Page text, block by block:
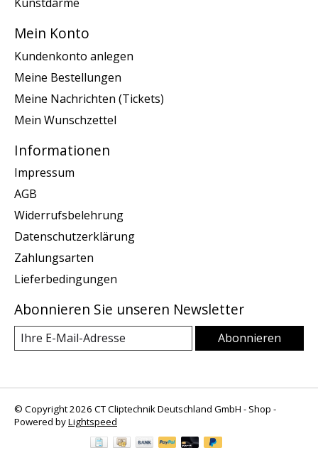
Mein Konto
Kundenkonto anlegen
Meine Bestellungen
Meine Nachrichten (Tickets)
Mein Wunschzettel
Informationen
Impressum
AGB
Widerrufsbelehrung
Datenschutzerklärung
Zahlungsarten
Lieferbedingungen
Abonnieren Sie unseren Newsletter
Abonnieren
© Copyright 2026 CT Cliptechnik Deutschland GmbH - Shop -
Powered byLightspeed